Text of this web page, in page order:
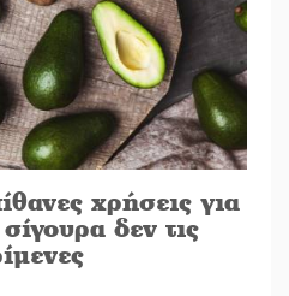
χρήσεις για
δεν τις